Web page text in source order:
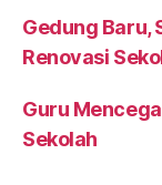
Gedung Baru,
Renovasi
Guru
Sekolah